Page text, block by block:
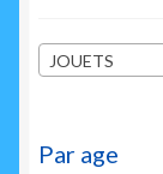
JOUETS
Par age